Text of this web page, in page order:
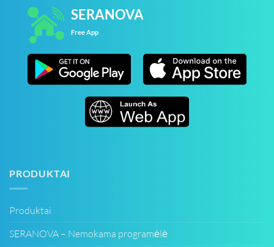
SERANOVA
Free App
PRODUKTAI
Produktai
SERANOVA – Nemokama programėlė